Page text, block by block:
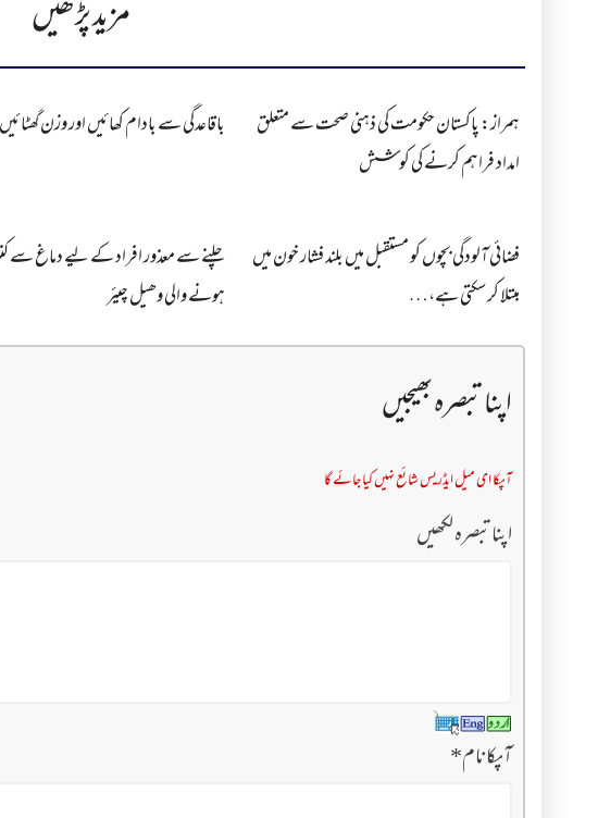
مزید پڑھیں
ہمراز: پاکستان حکومت کی ذہنی صحت سے متعلق
امداد فراہم کرنے کی کوشش
باقاعدگی سے بادام کھائیں اور وزن گھٹائیں
فضائی آلودگی بچوں کو مستقبل میں بلند فشار خون میں
مبتلا کر سکتی ہے،…
چلنے سے معذور افراد کے لیے دماغ سے
ہونے والی وھیل چیئر
اپنا تبصرہ بھیجیں
آپکا ای میل ایڈریس شائع نہیں کیا جائے گا
اپنا تبصرہ لکھیں
آپکا نام*